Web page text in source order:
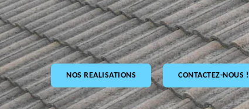
NOS REALISATIONS CONTACTEZ-NOUS !